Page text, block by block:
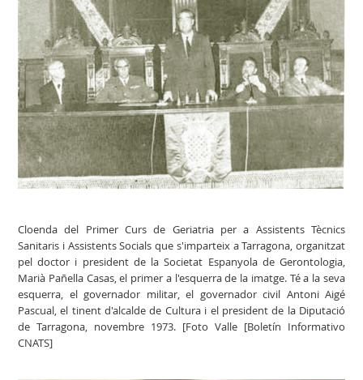
Cloenda del Primer Curs de Geriatria per a Assistents Tècnics
Sanitaris i Assistents Socials que s'imparteix a Tarragona, organitzat
pel doctor i president de la Societat Espanyola de Gerontologia,
Marià Pañella Casas, el primer a l'esquerra de la imatge. Té a la seva
esquerra, el governador militar, el governador civil Antoni Aigé
Pascual, el tinent d'alcalde de Cultura i el president de la Diputació
de Tarragona, novembre 1973. [Foto Valle [Boletín Informativo
CNATS]